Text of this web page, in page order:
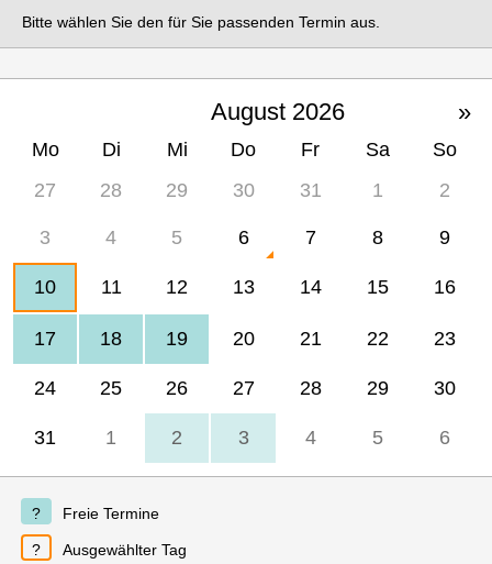
Bitte wählen Sie den für Sie passenden Termin aus.
August 2026 »
Mo Di Mi Do Fr Sa
So
27
28 29 30 31 1 2
3 4 5 6 7 8 9
10 11 12 13 14 15 16
17 18 19 20 21 22 23
24 25 26 27 28 29 30
31 1 2 3 4 5 6
Freie Termine
Ausgewählter Tag